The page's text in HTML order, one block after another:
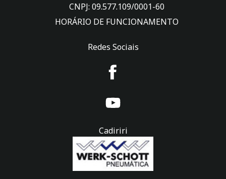
CNPJ: 09.577.109/0001-60
HORÁRIO DE FUNCIONAMENTO
Redes Sociais
Cadiriri